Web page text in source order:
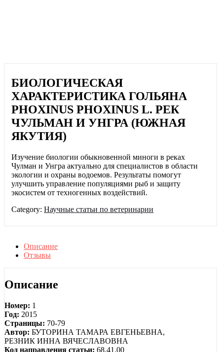
БИОЛОГИЧЕСКАЯ
ХАРАКТЕРИСТИКА ГОЛЬЯНА
PHOXINUS PHOXINUS L. РЕК
ЧУЛЬМАН И УНГРА (ЮЖНАЯ
ЯКУТИЯ)
Изучение биологии обыкновенной миноги в реках
Чулман и Унгра актуально для специалистов в области
экологии и охраны водоемов. Результаты помогут
улучшить управление популяциями рыб и защиту
экосистем от техногенных воздействий.
Category:Научные статьи по ветеринарии
Описание
Отзывы
Описание
Номер: 1
Год: 2015
Страницы: 70-79
Автор: БУТОРИНА ТАМАРА ЕВГЕНЬЕВНА,
РЕЗНИК ИННА ВЯЧЕСЛАВОВНА
Код направления статьи: 68.41.00